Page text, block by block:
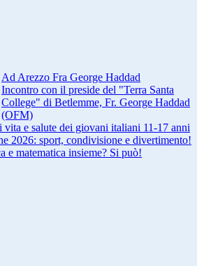
Ad Arezzo Fra George Haddad
Incontro con il preside del "Terra Santa
College" di Betlemme, Fr. George Haddad
(OFM)
vita e salute dei giovani italiani 11-17 anni
2026: sport, condivisione e divertimento!
e matematica insieme? Si può!